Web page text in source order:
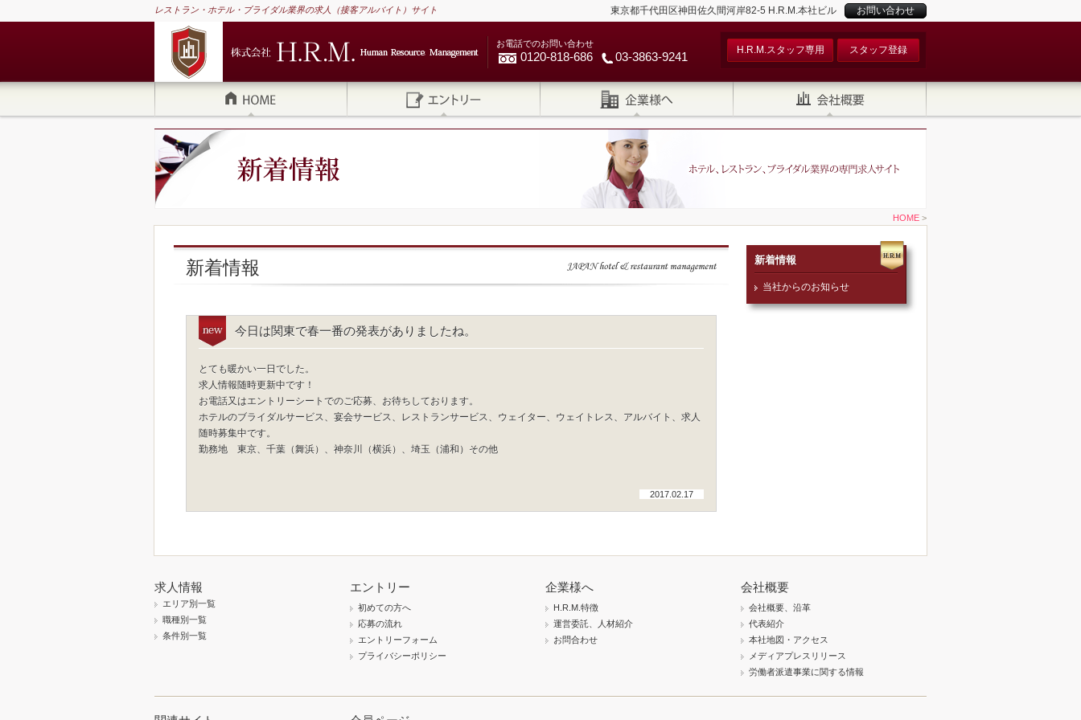
レストラン・ホテル・ブライダル業界の求人（接客アルバイト）サイト 東京都千代田区神田佐久間河岸82-5 H.R.M.本社ビル お問い合わせ
お電話でのお問い合わせ
0120-818-686 03-3863-9241 H.R.M.スタッフ専用 スタッフ登録
HOME >
新着情報
今日は関東で春一番の発表がありましたね。
とても暖かい一日でした。
求人情報随時更新中です！
お電話又はエントリーシートでのご応募、お待ちしております。
ホテルのブライダルサービス、宴会サービス、レストランサービス、ウェイター、ウェイトレス、アルバイト、求人
随時募集中です。
勤務地 東京、千葉（舞浜）、神奈川（横浜）、埼玉（浦和）その他
2017.02.17
新着情報
当社からのお知らせ
求人情報
エリア別一覧
職種別一覧
条件別一覧
エントリー
初めての方へ
応募の流れ
エントリーフォーム
プライバシーポリシー
企業様へ
H.R.M.特徴
運営委託、人材紹介
お問合わせ
会社概要
会社概要、沿革
代表紹介
本社地図・アクセス
メディアプレスリリース
労働者派遣事業に関する情報